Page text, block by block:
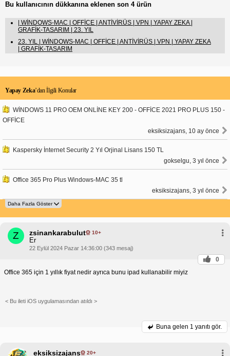
Bu kullanıcının dükkanına eklenen son 4 ürün
| WİNDOWS-MAC | OFFİCE | ANTİVİRÜS | VPN | YAPAY ZEKA |
GRAFİK-TASARIM | 23. YIL
23. YIL | WİNDOWS-MAC | OFFİCE | ANTİVİRÜS | VPN | YAPAY ZEKA
| GRAFİK-TASARIM
Yapay Zeka’dan İlgili Konular
WİNDOWS 11 PRO OEM ONLİNE KEY 200 - OFFİCE 2021 PRO PLUS 150 -
OFFİCE
eksiksizajans, 10 ay önce
Kaspersky İnternet Security 2 Yıl Orjinal Lisans 150 TL
gokselgu, 3 yıl önce
Office 365 Pro Plus Windows-MAC 35 tl
eksiksizajans, 3 yıl önce
Z zsinankarabulut 10+
Er
22 Eylül 2024 Pazar 14:36:00 (343 mesaj)
0
Office 365 için 1 yıllık fiyat nedir ayrıca bunu ipad kullanabilir miyiz
< Bu ileti iOS uygulamasından atıldı >
Buna gelen 1 yanıtı gör.
eksiksizajans 20+